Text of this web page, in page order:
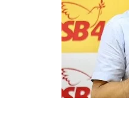
p
p
o
o
k